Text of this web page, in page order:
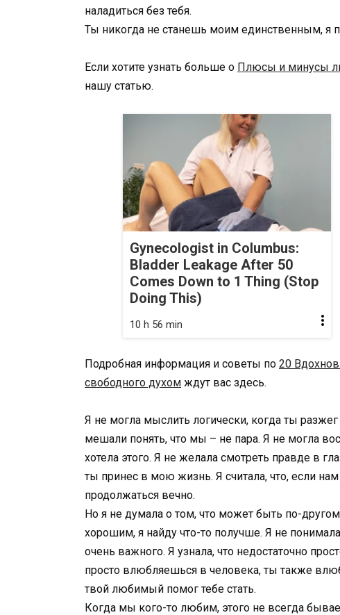
наладиться без тебя.
Ты никогда не станешь моим единственным, я
Если хотите узнать больше о Плюсы и минусы
нашу статью.
Gynecologist in Columbus:
Bladder Leakage After 50
Comes Down to 1 Thing (Stop
Doing This)
10 h 56 min
Подробная информация и советы по 20
свободного духом ждут вас здесь.
Я не могла мыслить логически, когда ты
мешали понять, что мы – не пара. Я не могла
хотела этого. Я не желала смотреть правде в
ты принес в мою жизнь. Я считала, что, если
продолжаться вечно.
Но я не думала о том, что может быть по-
хорошим, я найду что-то получше. Я не
очень важного. Я узнала, что недостаточно
просто влюбляешься в человека, ты также
твой любимый помог тебе стать.
Когда мы кого-то любим, этого не всегда